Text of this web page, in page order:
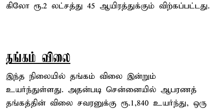
கிலோ ரூ.2 லட்சத்து 45 ஆயிரத்துக்கும் விற்கப்பட்டது.
தங்கம் விலை
இந்த நிலையில் தங்கம் விலை இன்றும்
உயர்ந்துள்ளது. அதன்படி சென்னையில் ஆபரணத்
தங்கத்தின் விலை சவரனுக்கு ரூ.1,840 உயர்ந்து, ஒரு